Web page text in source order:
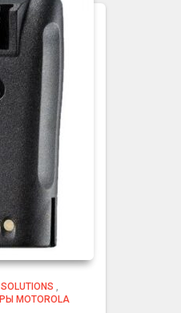
,
MOTOROLA